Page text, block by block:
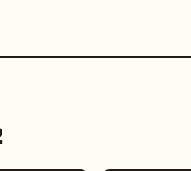
escreva "PRICE" em